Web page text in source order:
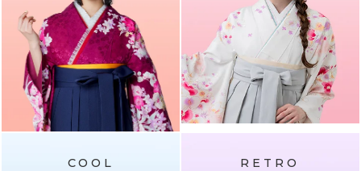
COOL RETRO